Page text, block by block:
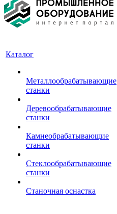
Каталог
Металлообрабатывающие
станки
Деревообрабатывающие
станки
Камнеобрабатывающие
станки
Стеклообрабатывающие
станки
Станочная оснастка